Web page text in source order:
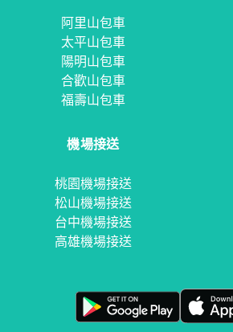
阿里山包車
太平山包車
陽明山包車
合歡山包車
福壽山包車
機場接送
桃園機場接送
松山機場接送
台中機場接送
高雄機場接送